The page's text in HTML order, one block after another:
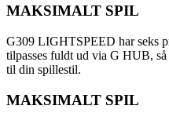
MAKSIMALT SPIL
G309 LIGHTSPEED har seks
tilpasses fuldt ud via G HUB,
til din spillestil.
MAKSIMALT SPIL